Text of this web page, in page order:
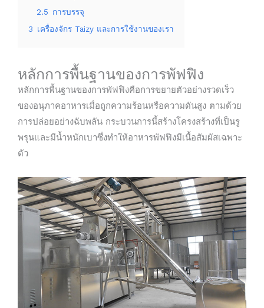
2.5 การบรรจุ
3 เครื่องจักร Taizy และการใช้งานของเรา
หลักการพื้นฐานของการพัฟฟิง
หลักการพื้นฐานของการพัฟฟิงคือการขยายตัวอย่างรวดเร็ว
ของอนุภาคอาหารเมื่อถูกความร้อนหรือความดันสูง ตามด้วย
การปล่อยอย่างฉับพลัน กระบวนการนี้สร้างโครงสร้างที่เป็นรู
พรุนและมีน้ำหนักเบาซึ่งทำให้อาหารพัฟฟิงมีเนื้อสัมผัสเฉพาะ
ตัว